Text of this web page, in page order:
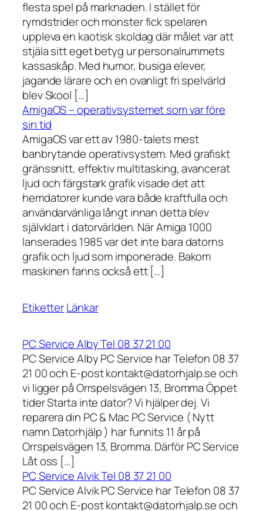
flesta spel på marknaden. I stället för
rymdstrider och monster fick spelaren
uppleva en kaotisk skoldag där målet var att
stjäla sitt eget betyg ur personalrummets
kassaskåp. Med humor, busiga elever,
jagande lärare och en ovanligt fri spelvärld
blev Skool […]
AmigaOS – operativsystemet som var före
sin tid
AmigaOS var ett av 1980-talets mest
banbrytande operativsystem. Med grafiskt
gränssnitt, effektiv multitasking, avancerat
ljud och färgstark grafik visade det att
hemdatorer kunde vara både kraftfulla och
användarvänliga långt innan detta blev
självklart i datorvärlden. När Amiga 1000
lanserades 1985 var det inte bara datorns
grafik och ljud som imponerade. Bakom
maskinen fanns också ett […]
EtiketterLänkar
PC Service Alby Tel 08 37 21 00
PC Service Alby PC Service har Telefon 08 37
21 00 och E-post kontakt@datorhjalp.se och
vi ligger på Orrspelsvägen 13, Bromma Öppet
tider Starta inte dator? Vi hjälper dej. Vi
reparera din PC & Mac PC Service ( Nytt
namn Datorhjälp ) har funnits 11 år på
Orrspelsvägen 13, Bromma. Därför PC Service
Låt oss […]
PC Service Alvik Tel 08 37 21 00
PC Service Alvik PC Service har Telefon 08 37
21 00 och E-post kontakt@datorhjalp.se och